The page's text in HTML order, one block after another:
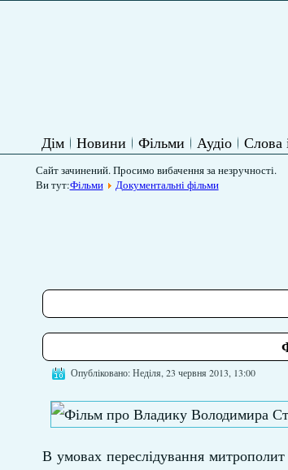
Дім Новини Фільми Аудіо Слова
Сайт зачинений. Просимо вибачення за незручності.
Ви тут:Фільми Документальні фільми
Опубліковано: Неділя, 23 червня 2013, 13:00
В умовах переслідування